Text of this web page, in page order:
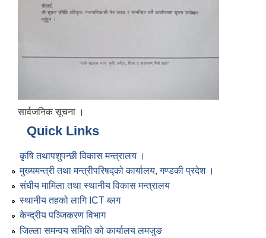
सार्वजनिक सूचना ।
Quick Links
कृषि तथापशुपन्छी विकास मन्त्रालय ।
मुख्यमन्त्री तथा मन्त्रीपरिषद्को कार्यालय, गण्डकी प्रदेश ।
संघीय मामिला तथा स्थानीय विकास मन्त्रालय
स्थानीय तहको लागि ICT ब्लग
केन्द्रीय पञ्जिकरण विभाग
जिल्ला समन्वय समिति को कार्यालय लमजुङ